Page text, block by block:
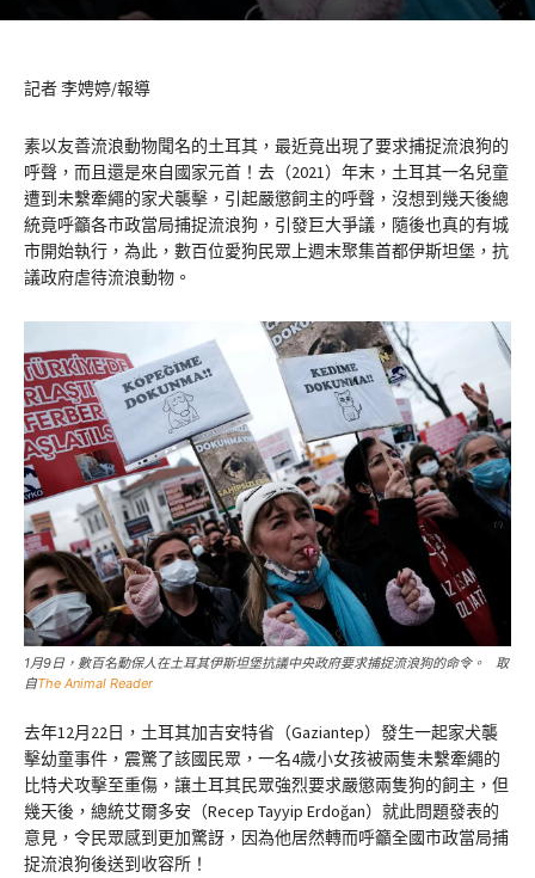
記者 李娉婷/報導
素以友善流浪動物聞名的土耳其，最近竟出現了要求捕捉流浪狗的
呼聲，而且還是來自國家元首！去（2021）年末，土耳其一名兒童
遭到未繫牽繩的家犬襲擊，引起嚴懲飼主的呼聲，沒想到幾天後總
統竟呼籲各市政當局捕捉流浪狗，引發巨大爭議，隨後也真的有城
市開始執行，為此，數百位愛狗民眾上週末聚集首都伊斯坦堡，抗
議政府虐待流浪動物。
1月9日，數百名動保人在土耳其伊斯坦堡抗議中央政府要求捕捉流浪狗的命令。 取
自The Animal Reader
去年12月22日，土耳其加吉安特省（Gaziantep）發生一起家犬襲
擊幼童事件，震驚了該國民眾，一名4歲小女孩被兩隻未繫牽繩的
比特犬攻擊至重傷，讓土耳其民眾強烈要求嚴懲兩隻狗的飼主，但
幾天後，總統艾爾多安（Recep Tayyip Erdoğan）就此問題發表的
意見，令民眾感到更加驚訝，因為他居然轉而呼籲全國市政當局捕
捉流浪狗後送到收容所！